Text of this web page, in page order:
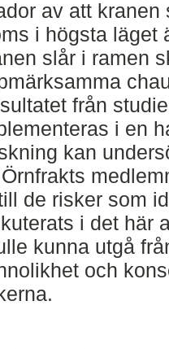
av att kranen
i högsta läget
slår i ramen
från
i en
kan
de risker som
i det här
kunna utgå
och